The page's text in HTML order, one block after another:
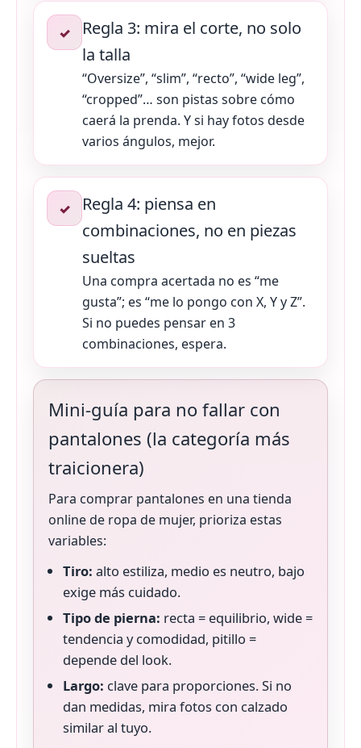
✓
Regla 3: mira el corte, no solo
la talla
“Oversize”, “slim”, “recto”, “wide leg”,
“cropped”… son pistas sobre cómo
caerá la prenda. Y si hay fotos desde
varios ángulos, mejor.
✓
Regla 4: piensa en
combinaciones, no en piezas
sueltas
Una compra acertada no es “me
gusta”; es “me lo pongo con X, Y y Z”.
Si no puedes pensar en 3
combinaciones, espera.
Mini-guía para no fallar con
pantalones (la categoría más
traicionera)
Para comprar pantalones en una tienda
online de ropa de mujer, prioriza estas
variables:
Tiro: alto estiliza, medio es neutro, bajo
exige más cuidado.
Tipo de pierna: recta = equilibrio, wide =
tendencia y comodidad, pitillo =
depende del look.
Largo: clave para proporciones. Si no
dan medidas, mira fotos con calzado
similar al tuyo.